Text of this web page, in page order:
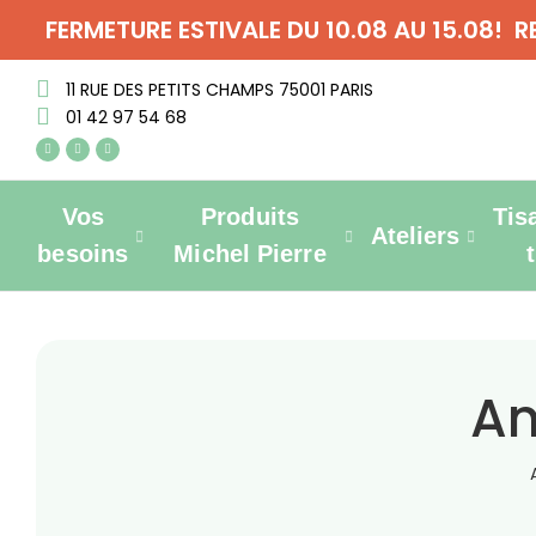
FERMETURE ESTIVALE DU 10.08 AU 15.08!
11 RUE DES PETITS CHAMPS 75001 PARIS
01 42 97 54 68
Vos
besoins
Produits
Michel Pierre
Ateliers